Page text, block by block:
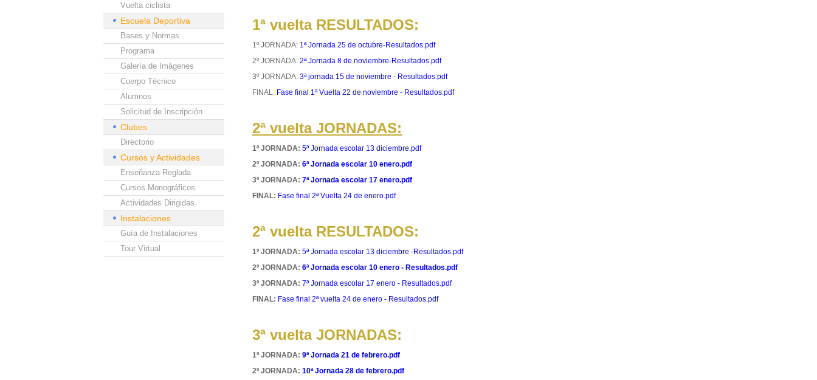
Vuelta ciclista
Escuela Deportiva
Bases y Normas
Programa
Galería de Imágenes
Cuerpo Técnico
Alumnos
Solicitud de Inscripción
Clubes
Directorio
Cursos y Actividades
Enseñanza Reglada
Cursos Monográficos
Actividades Dirigidas
Instalaciones
Guía de Instalaciones
Tour Virtual
1ª vuelta RESULTADOS:
1º JORNADA: 1ª Jornada 25 de octubre-Resultados.pdf
2º JORNADA: 2ª Jornada 8 de noviembre-Resultados.pdf
3º JORNADA: 3ª jornada 15 de noviembre - Resultados.pdf
FINAL: Fase final 1ª Vuelta 22 de noviembre - Resultados.pdf
2ª vuelta JORNADAS:
1º JORNADA: 5ª Jornada escolar 13 diciembre.pdf
2º JORNADA: 6ª Jornada escolar 10 enero.pdf
3º JORNADA: 7ª Jornada escolar 17 enero.pdf
FINAL: Fase final 2ª Vuelta 24 de enero.pdf
2ª vuelta RESULTADOS:
1º JORNADA: 5ª Jornada escolar 13 diciembre -Resultados.pdf
2º JORNADA: 6ª Jornada escolar 10 enero - Resultados.pdf
3º JORNADA: 7ª Jornada escolar 17 enero - Resultados.pdf
FINAL: Fase final 2ª vuelta 24 de enero - Resultados.pdf
3ª vuelta JORNADAS:
1º JORNADA: 9ª Jornada 21 de febrero.pdf
2º JORNADA: 10ª Jornada 28 de febrero.pdf